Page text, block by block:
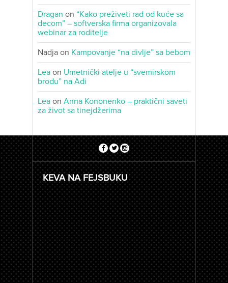
Dragan on “Kako preživeti rad od kuće sa
decom” – softverska firma organizovala
webinar za roditelje
Nadja on Kampovanje “na divlje” sa bebom
Lea on Umetnički atelje u “svemirskom
brodu” na Adi
Lea on Anna Kononenko – praktični saveti
za život sa tinejdžerima
KEVA NA FEJSBUKU